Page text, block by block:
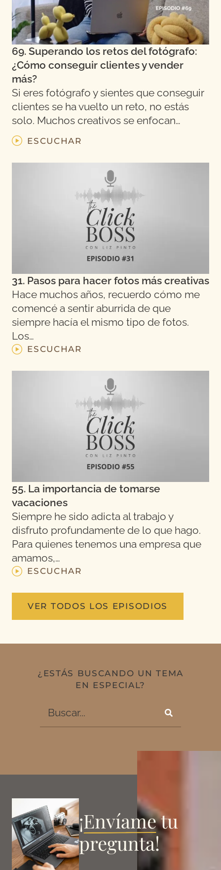
69. Superando los retos del fotógrafo:
¿Cómo conseguir clientes y vender
más?
Si eres fotógrafo y sientes que conseguir
clientes se ha vuelto un reto, no estás
solo. Muchos creativos se enfocan…
ESCUCHAR
31. Pasos para hacer fotos más creativas
Hace muchos años, recuerdo cómo me
comencé a sentir aburrida de que
siempre hacía el mismo tipo de fotos.
Los…
ESCUCHAR
55. La importancia de tomarse
vacaciones
Siempre he sido adicta al trabajo y
disfruto profundamente de lo que hago.
Para quienes tenemos una empresa que
amamos,…
ESCUCHAR
VER TODOS LOS EPISODIOS
¿ESTÁS BUSCANDO UN TEMA
EN ESPECIAL?
¡Envíametu
pregunta!